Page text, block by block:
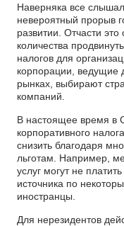
Наверняка все
невероятный прорыв
развитии. Отчасти
количества
налогов для
корпорации, ведущие
рынках, выбирают
компаний.
В настоящее время в
корпоративного
снизить благодаря
льготам. Например,
услуг могут не
источника по
иностранцы.
Для нерезидентов